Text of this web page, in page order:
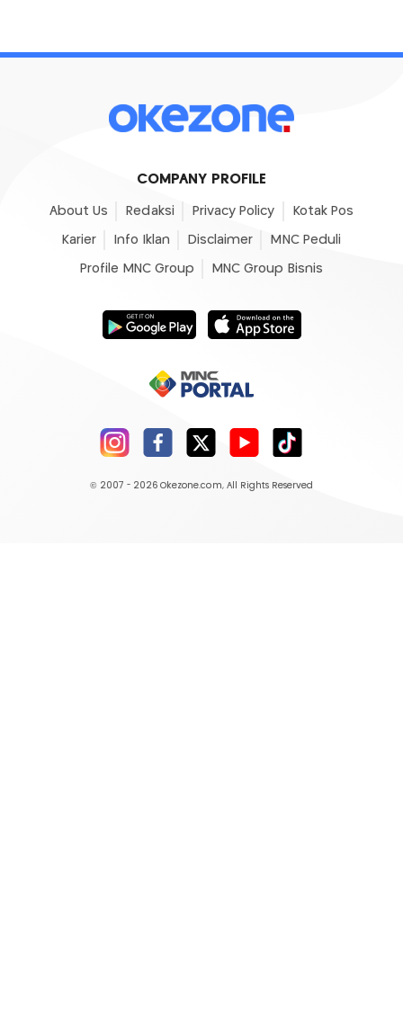
COMPANY PROFILE
About Us Redaksi Privacy Policy Kotak Pos
Karier Info Iklan Disclaimer MNC Peduli
Profile MNC Group MNC Group Bisnis
© 2007 - 2026 Okezone.com, All Rights Reserved